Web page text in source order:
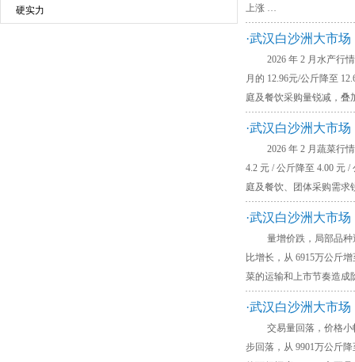
硬实力
上涨 …
·武汉白沙洲大市
2026 年 2 月水产行情
月的 12.96元/公斤降至
庭及餐饮采购量锐减，
·武汉白沙洲大市
2026 年 2 月蔬菜行情
4.2 元 / 公斤降至 4.00 元
庭及餐饮、团体采购需
·武汉白沙洲大市
量增价跌，局部品种逆
比增长，从 6915万公斤
菜的运输和上市节奏造
·武汉白沙洲大市
交易量回落，价格小幅
步回落，从 9901万公斤